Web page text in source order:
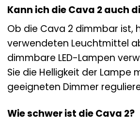
Kann ich die Cava 2 auch
Ob die Cava 2 dimmbar ist,
verwendeten Leuchtmittel
dimmbare LED-Lampen
Sie die Helligkeit der Lampe
geeigneten Dimmer
Wie schwer ist die Cava 2?